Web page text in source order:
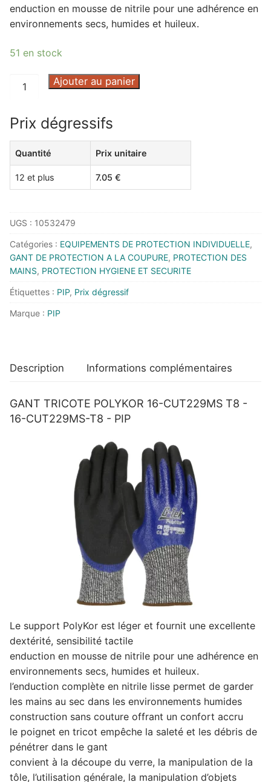
enduction en mousse de nitrile pour une adhérence en
environnements secs, humides et huileux.
51 en stock
quantité
TRICOTE
POLYKOR
16-
CUT229MS
T8
16-
T8
-
PIP
Ajouter au panier
Prix dégressifs
Quantité Prix unitaire
12 et plus 7.05 €
UGS : 10532479
Catégories : EQUIPEMENTS DE PROTECTION INDIVIDUELLE,
GANT DE PROTECTION A LA COUPURE, PROTECTION DES
MAINS, PROTECTION HYGIENE ET SECURITE
Étiquettes : PIP, Prix dégressif
Marque : PIP
Description Informations complémentaires
GANT TRICOTE POLYKOR 16-CUT229MS T8 -
16-CUT229MS-T8 - PIP
Le support PolyKor est léger et fournit une excellente
dextérité, sensibilité tactile
enduction en mousse de nitrile pour une adhérence en
environnements secs, humides et huileux.
l’enduction complète en nitrile lisse permet de garder
les mains au sec dans les environnements humides
construction sans couture offrant un confort accru
le poignet en tricot empêche la saleté et les débris de
pénétrer dans le gant
convient à la découpe du verre, la manipulation de la
tôle, l’utilisation générale, la manipulation d’objets